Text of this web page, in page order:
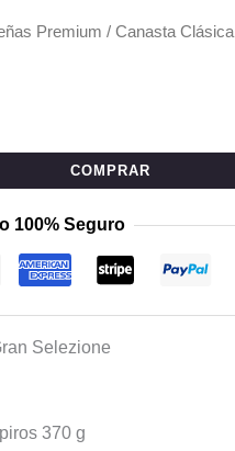
Premium / Canasta Clásica
COMPRAR
100% Seguro
Selezione
370 g